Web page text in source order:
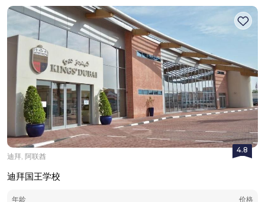
4.8
迪拜, 阿联酋
迪拜国王学校
年龄
价格